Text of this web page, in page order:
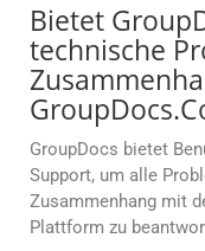
Bietet
technische
GroupDocs bietet
Support, um alle
Zusammenhang mit
Plattform zu